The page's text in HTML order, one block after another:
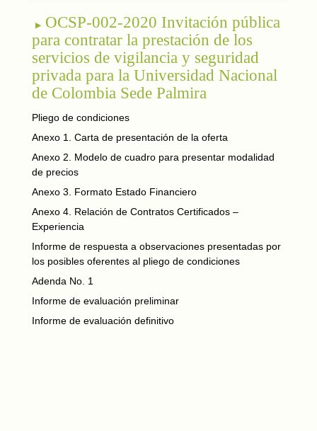
OCSP-002-2020 Invitación pública
para contratar la prestación de los
servicios de vigilancia y seguridad
privada para la Universidad Nacional
de Colombia Sede Palmira
Pliego de condiciones
Anexo 1. Carta de presentación de la oferta
Anexo 2. Modelo de cuadro para presentar modalidad
de precios
Anexo 3. Formato Estado Financiero
Anexo 4. Relación de Contratos Certificados –
Experiencia
Informe de respuesta a observaciones presentadas por
los posibles oferentes al pliego de condiciones
Adenda No. 1
Informe de evaluación preliminar
Informe de evaluación definitivo